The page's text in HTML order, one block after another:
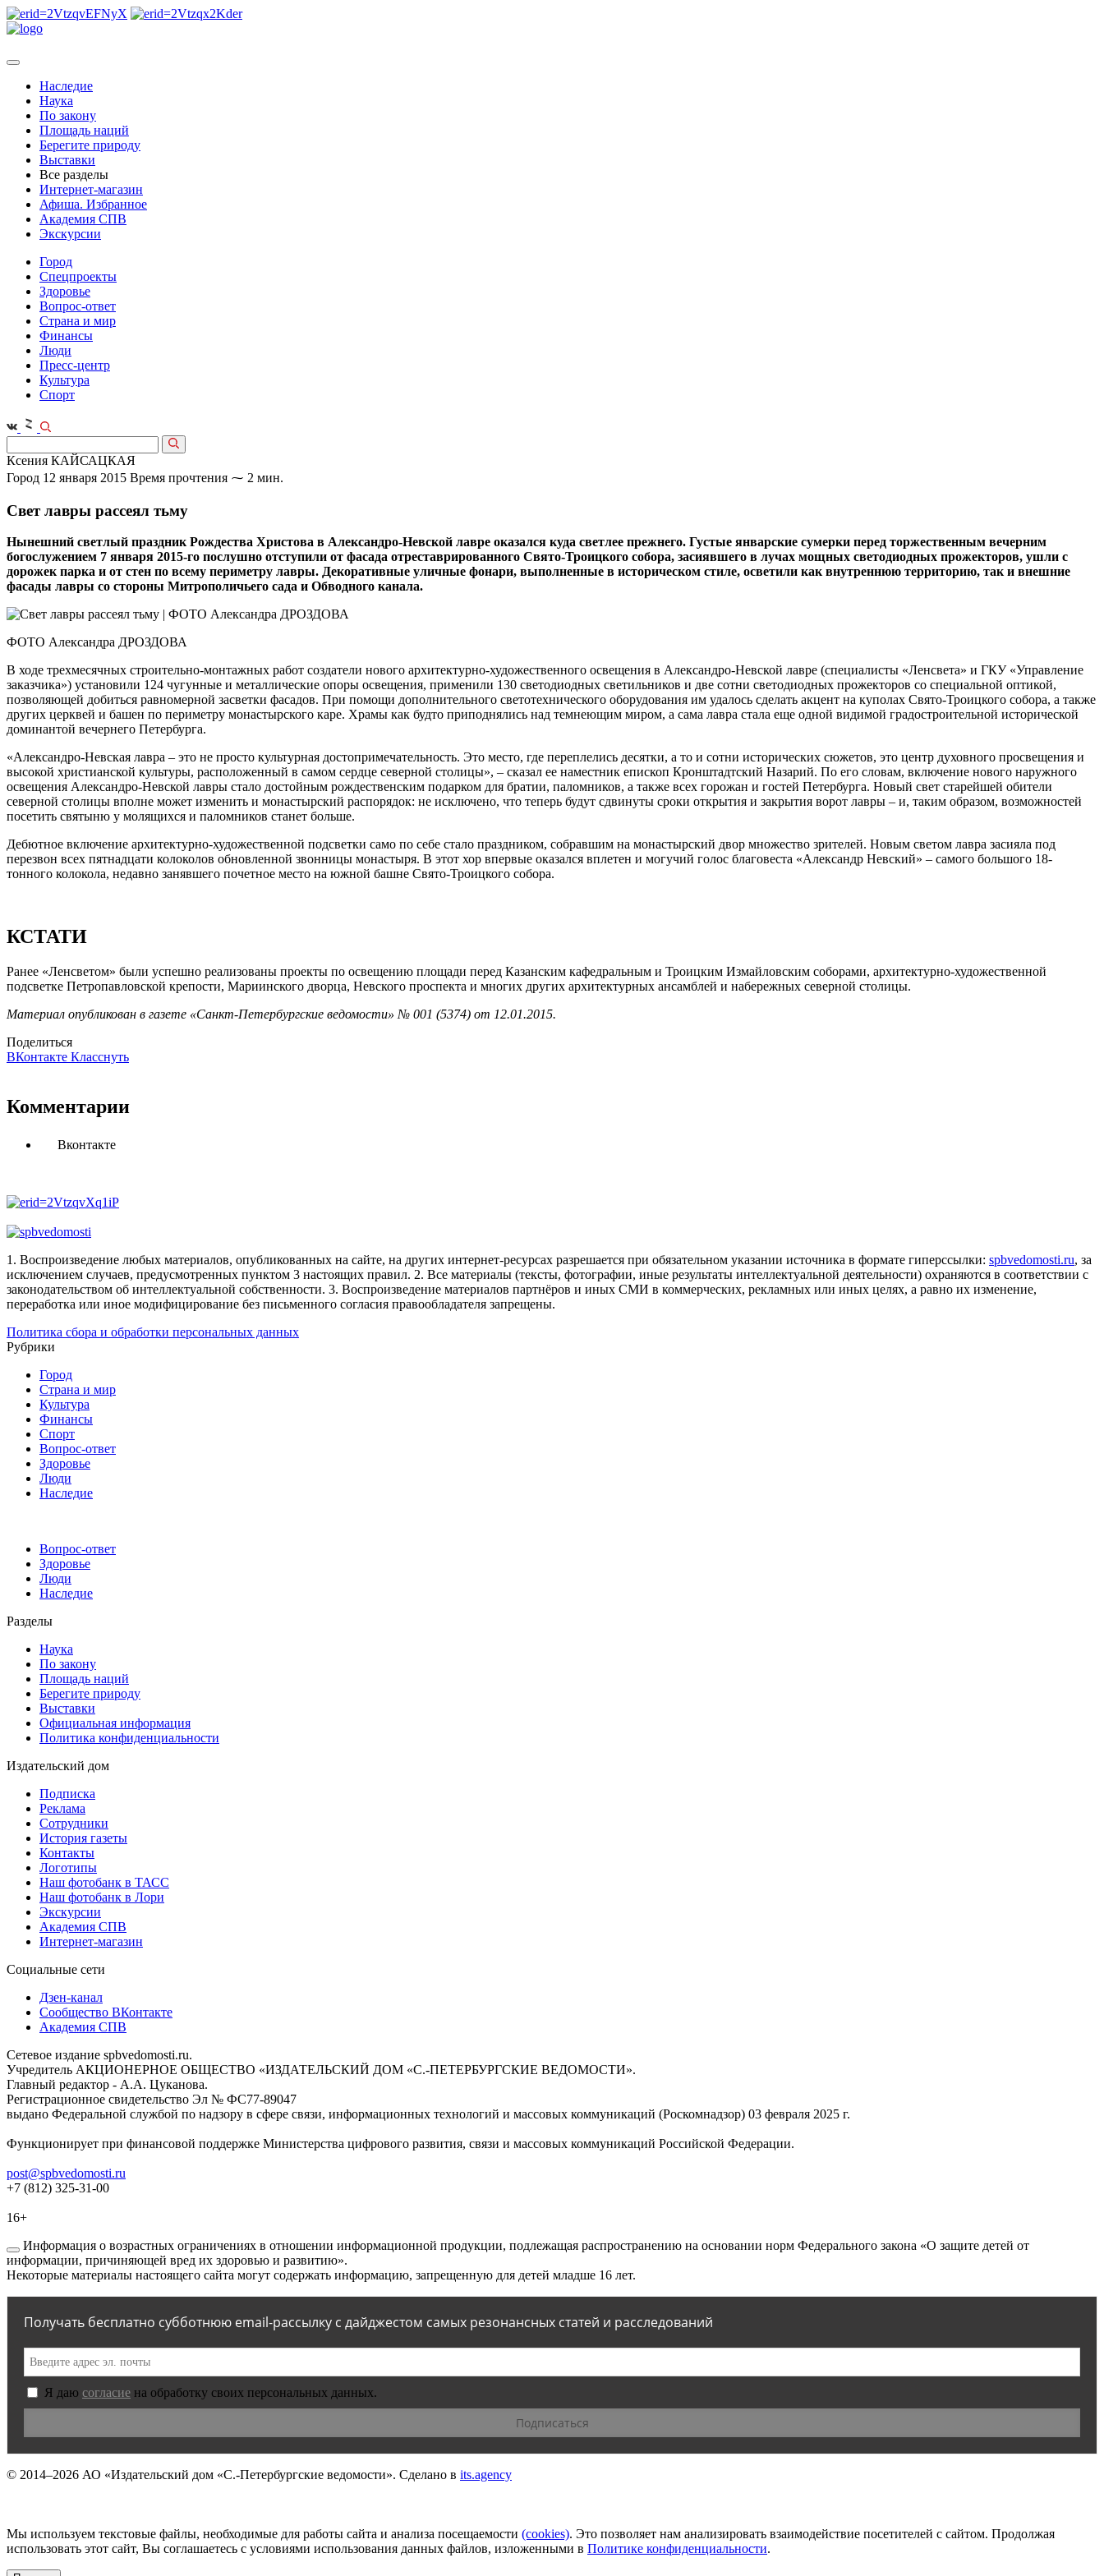
Наследие
Наука
По закону
Площадь наций
Берегите природу
Выставки
Все разделы
Интернет-магазин
Афиша. Избранное
Академия СПВ
Экскурсии
Город
Спецпроекты
Здоровье
Вопрос-ответ
Страна и мир
Финансы
Люди
Пресс-центр
Культура
Спорт
Ксения КАЙСАЦКАЯ
Город 12 января 2015 Время прочтения ⁓ 2 мин.
Свет лавры рассеял тьму
Нынешний светлый праздник Рождества Христова в Александро-Невской лавре оказался куда светлее прежнего. Густые январские сумерки перед торжественным вечерним
богослужением 7 января 2015-го послушно отступили от фасада отреставрированного Свято-Троицкого собора, засиявшего в лучах мощных светодиодных прожекторов, ушли с
дорожек парка и от стен по всему периметру лавры. Декоративные уличные фонари, выполненные в историческом стиле, осветили как внутреннюю территорию, так и внешние
фасады лавры со стороны Митрополичьего сада и Обводного канала.
ФОТО Александра ДРОЗДОВА
В ходе трехмесячных строительно-монтажных работ создатели нового архитектурно-художественного освещения в Александро-Невской лавре (специалисты «Ленсвета» и ГКУ «Управление
заказчика») установили 124 чугунные и металлические опоры освещения, применили 130 светодиодных светильников и две сотни светодиодных прожекторов со специальной оптикой,
позволяющей добиться равномерной засветки фасадов. При помощи дополнительного светотехнического оборудования им удалось сделать акцент на куполах Свято-Троицкого собора, а также
других церквей и башен по периметру монастырского каре. Храмы как будто приподнялись над темнеющим миром, а сама лавра стала еще одной видимой градостроительной исторической
доминантой вечернего Петербурга.
«Александро-Невская лавра – это не просто культурная достопримечательность. Это место, где переплелись десятки, а то и сотни исторических сюжетов, это центр духовного просвещения и
высокой христианской культуры, расположенный в самом сердце северной столицы», – сказал ее наместник епископ Кронштадтский Назарий. По его словам, включение нового наружного
освещения Александро-Невской лавры стало достойным рождественским подарком для братии, паломников, а также всех горожан и гостей Петербурга. Новый свет старейшей обители
северной столицы вполне может изменить и монастырский распорядок: не исключено, что теперь будут сдвинуты сроки открытия и закрытия ворот лавры – и, таким образом, возможностей
посетить святыню у молящихся и паломников станет больше.
Дебютное включение архитектурно-художественной подсветки само по себе стало праздником, собравшим на монастырский двор множество зрителей. Новым светом лавра засияла под
перезвон всех пятнадцати колоколов обновленной звонницы монастыря. В этот хор впервые оказался вплетен и могучий голос благовеста «Александр Невский» – самого большого 18-
тонного колокола, недавно занявшего почетное место на южной башне Свято-Троицкого собора.
КСТАТИ
Ранее «Ленсветом» были успешно реализованы проекты по освещению площади перед Казанским кафедральным и Троицким Измайловским соборами, архитектурно-художественной
подсветке Петропавловской крепости, Мариинского дворца, Невского проспекта и многих других архитектурных ансамблей и набережных северной столицы.
Материал опубликован в газете «Санкт-Петербургские ведомости» № 001 (5374) от 12.01.2015.
Поделиться
ВКонтакте Класснуть
Комментарии
Вконтакте
1. Воспроизведение любых материалов, опубликованных на сайте, на других интернет-ресурсах разрешается при обязательном указании источника в формате гиперссылки: spbvedomosti.ru, за
исключением случаев, предусмотренных пунктом 3 настоящих правил. 2. Все материалы (тексты, фотографии, иные результаты интеллектуальной деятельности) охраняются в соответствии с
законодательством об интеллектуальной собственности. 3. Воспроизведение материалов партнёров и иных СМИ в коммерческих, рекламных или иных целях, а равно их изменение,
переработка или иное модифицирование без письменного согласия правообладателя запрещены.
Политика сбора и обработки персональных данных
Рубрики
Город
Страна и мир
Культура
Финансы
Спорт
Вопрос-ответ
Здоровье
Люди
Наследие
Вопрос-ответ
Здоровье
Люди
Наследие
Разделы
Наука
По закону
Площадь наций
Берегите природу
Выставки
Официальная информация
Политика конфиденциальности
Издательский дом
Подписка
Реклама
Сотрудники
История газеты
Контакты
Логотипы
Наш фотобанк в ТАСС
Наш фотобанк в Лори
Экскурсии
Академия СПВ
Интернет-магазин
Социальные сети
Дзен-канал
Сообщество ВКонтакте
Академия СПВ
Сетевое издание spbvedomosti.ru.
Учредитель АКЦИОНЕРНОЕ ОБЩЕСТВО «ИЗДАТЕЛЬСКИЙ ДОМ «С.-ПЕТЕРБУРГСКИЕ ВЕДОМОСТИ».
Главный редактор - А.А. Цуканова.
Регистрационное свидетельство Эл № ФС77-89047
выдано Федеральной службой по надзору в сфере связи, информационных технологий и массовых коммуникаций (Роскомнадзор) 03 февраля 2025 г.
Функционирует при финансовой поддержке Министерства цифрового развития, связи и массовых коммуникаций Российской Федерации.
post@spbvedomosti.ru
+7 (812) 325-31-00
16+
Информация о возрастных ограничениях в отношении информационной продукции, подлежащая распространению на основании норм Федерального закона «О защите детей от
информации, причиняющей вред их здоровью и развитию».
Некоторые материалы настоящего сайта могут содержать информацию, запрещенную для детей младше 16 лет.
Получать бесплатно субботнюю email-рассылку с дайджестом самых резонансных статей и расследований
Я даю согласие на обработку своих персональных данных.
© 2014–2026 АО «Издательский дом «С.-Петербургские ведомости». Сделано в its.agency
Мы используем текстовые файлы, необходимые для работы сайта и анализа посещаемости (сookies). Это позволяет нам анализировать взаимодействие посетителей с сайтом. Продолжая
использовать этот сайт, Вы соглашаетесь с условиями использования данных файлов, изложенными в Политике конфиденциальности.